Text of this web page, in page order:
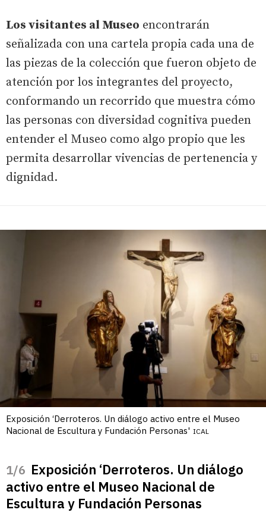
Los visitantes al Museo encontrarán
señalizada con una cartela propia cada una de
las piezas de la colección que fueron objeto de
atención por los integrantes del proyecto,
conformando un recorrido que muestra cómo
las personas con diversidad cognitiva pueden
entender el Museo como algo propio que les
permita desarrollar vivencias de pertenencia y
dignidad.
Exposición ‘Derroteros. Un diálogo activo entre el Museo
Nacional de Escultura y Fundación Personas' ICAL
/6 Exposición ‘Derroteros. Un diálogo
activo entre el Museo Nacional de
Escultura y Fundación Personas